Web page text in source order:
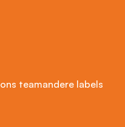
ons teamandere labels